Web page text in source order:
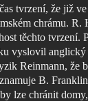
tvrzení, že již
chrámu. R.
těchto tvrzení.
vyslovil
Reinmann, že
B.
lze chránit